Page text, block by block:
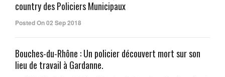
country des Policiers Municipaux
Posted On 02 Sep 2018
Bouches-du-Rhône : Un policier découvert mort sur son
lieu de travail à Gardanne.